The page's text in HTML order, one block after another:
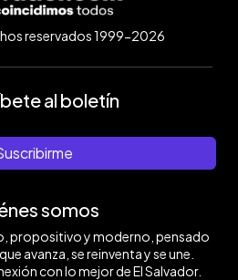
reservados 1999-2026
al boletín
somos
propositivo y moderno, pensado
avanza, se reinventa y se une.
con lo mejor de El Salvador.